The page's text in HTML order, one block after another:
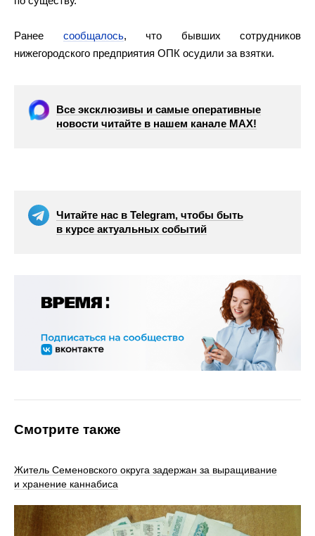
Ранее сообщалось, что бывших сотрудников
нижегородского предприятия ОПК осудили за взятки.
Все эксклюзивы и самые оперативные
новости читайте в нашем канале МАХ!
Читайте нас в Telegram, чтобы быть
в курсе актуальных событий
Смотрите также
Житель Семеновского округа задержан за выращивание
и хранение каннабиса